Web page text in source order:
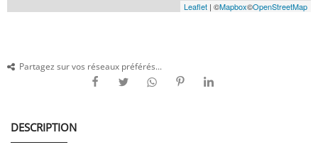
Leaflet | ©Mapbox©OpenStreetMap
Partagez sur vos réseaux préférés...
DESCRIPTION